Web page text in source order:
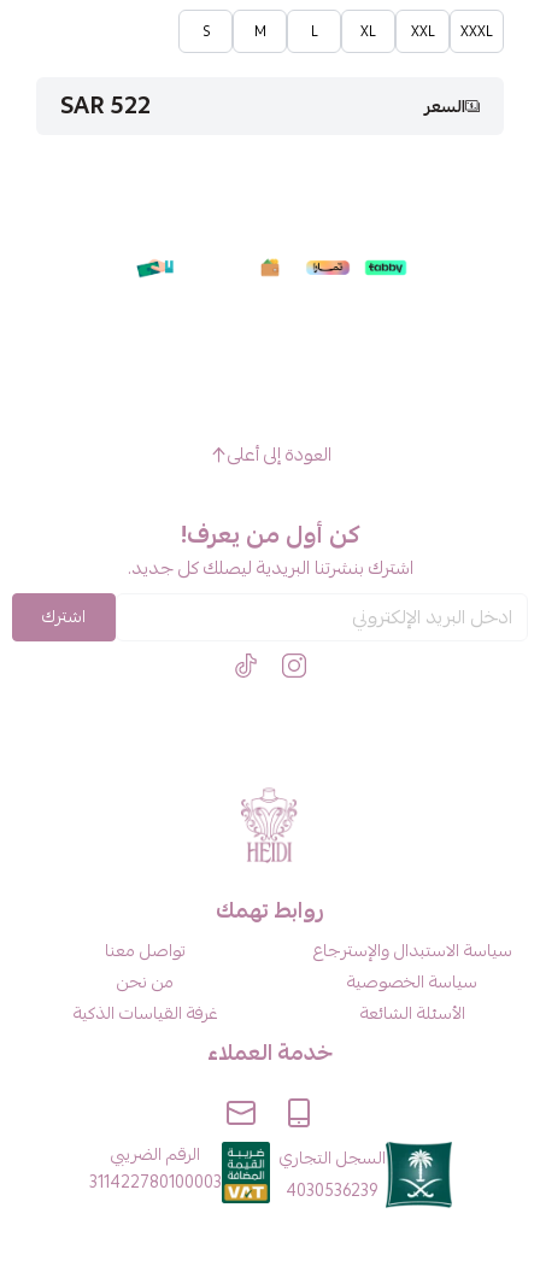
XXXL
XXL
XL
L
M
S
السعر 522 SAR
العودة إلى أعلى
كن أول من يعرف!
اشترك بنشرتنا البريدية ليصلك كل جديد.
اشترك
روابط تهمك
سياسة الاستبدال والإسترجاع
سياسة الخصوصية
الأسئلة الشائعة
تواصل معنا
من نحن
غرفة القياسات الذكية
خدمة العملاء
السجل التجاري
4030536239
الرقم الضريبي
311422780100003